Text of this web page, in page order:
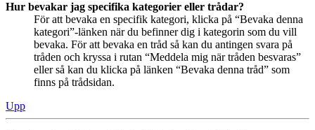
Hur bevakar jag specifika kategorier eller trådar?
För att bevaka en specifik kategori, klicka på “Bevaka denna
kategori”-länken när du befinner dig i kategorin som du vill
bevaka. För att bevaka en tråd så kan du antingen svara på
tråden och kryssa i rutan “Meddela mig när tråden besvaras”
eller så kan du klicka på länken “Bevaka denna tråd” som
finns på trådsidan.
Upp